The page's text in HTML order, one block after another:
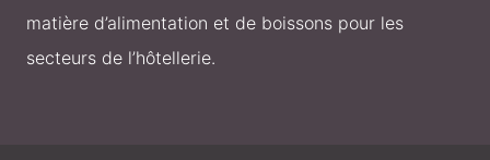
matière d’alimentation et de boissons pour les
secteurs de l’hôtellerie.